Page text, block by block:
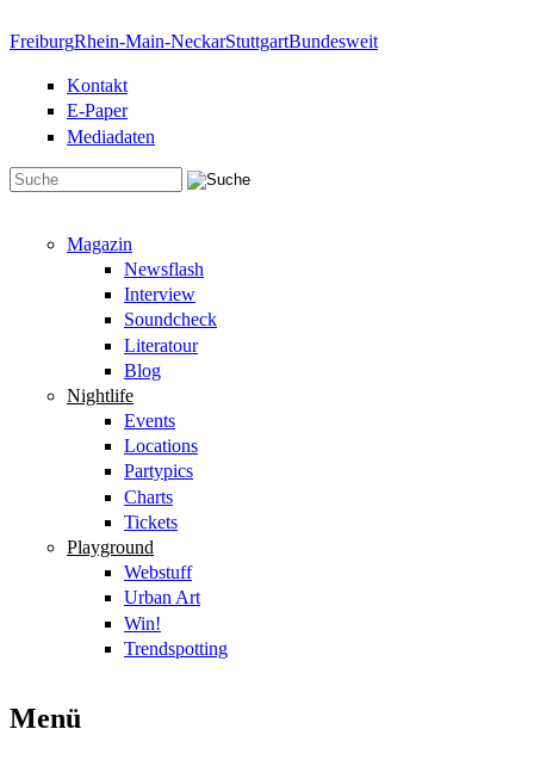
FreiburgRhein-Main-NeckarStuttgartBundesweit
Kontakt
E-Paper
Mediadaten
Magazin
Newsflash
Interview
Soundcheck
Literatour
Blog
Nightlife
Events
Locations
Partypics
Charts
Tickets
Playground
Webstuff
Urban Art
Win!
Trendspotting
Menü